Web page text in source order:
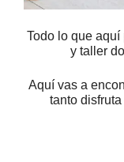
Todo lo que
y taller
Aquí vas a
tanto